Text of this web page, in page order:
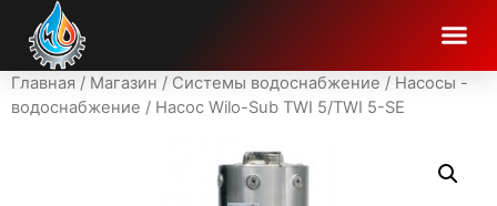
Главная / Магазин / Системы водоснабжение / Насосы -
водоснабжение / Насос Wilo-Sub TWI 5/TWI 5-SE